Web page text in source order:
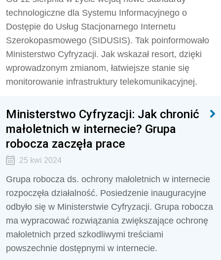
technologiczne dla Systemu Informacyjnego o
Dostępie do Usług Stacjonarnego Internetu
Szerokopasmowego (SIDUSIS). Tak poinformowało
Ministerstwo Cyfryzacji. Jak wskazał resort, dzięki
wprowadzonym zmianom, łatwiejsze stanie się
monitorowanie infrastruktury telekomunikacyjnej.
Ministerstwo Cyfryzacji: Jak chronić
małoletnich w internecie? Grupa
robocza zaczęła prace
25 kwi 2024
Grupa robocza ds. ochrony małoletnich w internecie
rozpoczęła działalność. Posiedzenie inauguracyjne
odbyło się w Ministerstwie Cyfryzacji. Grupa robocza
ma wypracować rozwiązania zwiększające ochronę
małoletnich przed szkodliwymi treściami
powszechnie dostępnymi w internecie.